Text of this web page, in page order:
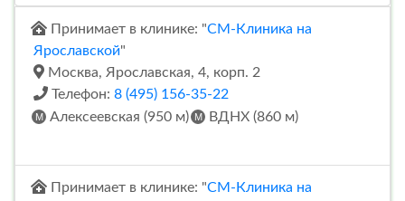
Принимает в клинике: "СМ-Клиника на
Ярославской"
Москва, Ярославская, 4, корп. 2
Телефон: 8 (495) 156-35-22
Алексеевская (950 м)
ВДНХ (860 м)
Принимает в клинике: "СМ-Клиника на